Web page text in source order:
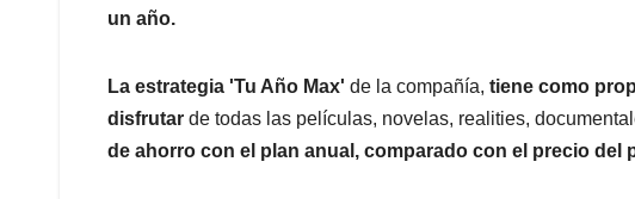
un año.
La estrategia 'Tu Año Max' de la compañía, tiene como
disfrutar de todas las películas, novelas, realities,
de ahorro con el plan anual, comparado con el precio del